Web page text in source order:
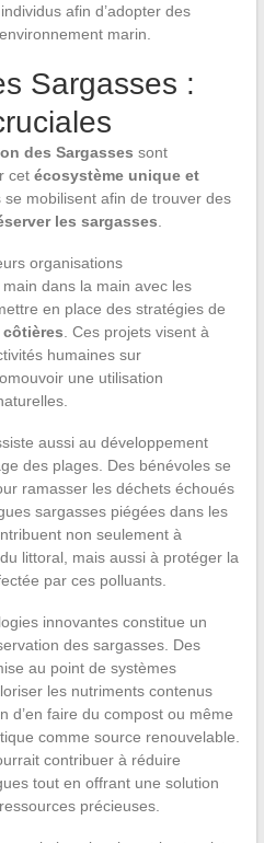
afin d’adopter des
marin.
Sargasses :
des Sargasses sont
cet écosystème unique et
mobilisent afin de trouver des
les sargasses
organisations
dans la main avec les
en place des stratégies de
. Ces projets visent à
humaines sur
une utilisation
aussi au développement
des plages. Des bénévoles se
ramasser les déchets échoués
sargasses piégées dans les
non seulement à
littoral, mais aussi à protéger la
par ces polluants.
innovantes constitue un
des sargasses. Des
au point de systèmes
les nutriments contenus
d’en faire du compost ou même
comme source renouvelable.
contribuer à réduire
tout en offrant une solution
précieuses.